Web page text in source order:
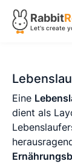
Rabbit
Let's create
Eine
dient als